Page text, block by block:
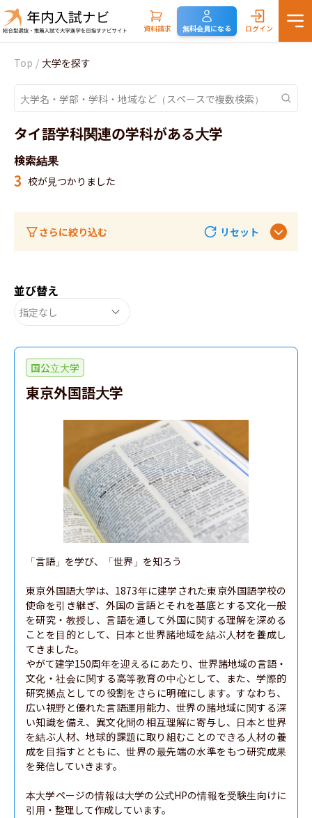
資料請求 無料会員になる ログイン
Top / 大学を探す
タイ語学科関連の学科がある大学
検索結果
3 校が見つかりました
さらに絞り込む リセット
並び替え
指定なし
国公立大学
東京外国語大学
「言語」を学び、「世界」を知ろう
東京外国語大学は、1873年に建学された東京外国語学校の
使命を引き継ぎ、外国の言語とそれを基底とする文化一般
を研究・教授し、言語を通して外国に関する理解を深める
ことを目的として、日本と世界諸地域を結ぶ人材を養成し
てきました。
やがて建学150周年を迎えるにあたり、世界諸地域の言語・
文化・社会に関する高等教育の中心として、また、学際的
研究拠点としての役割をさらに明確にします。すなわち、
広い視野と優れた言語運用能力、世界の諸地域に関する深
い知識を備え、異文化間の相互理解に寄与し、日本と世界
を結ぶ人材、地球的課題に取り組むことのできる人材の養
成を目指すとともに、世界の最先端の水準をもつ研究成果
を発信していきます。
本大学ページの情報は大学の公式HPの情報を受験生向けに
引用・整理して作成しています。